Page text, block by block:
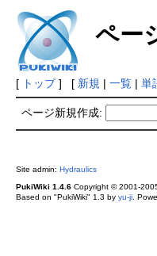
ペー
[ トップ] [ 新規 | 一覧| 単
ページ新規作成:
Site admin: Hydraulics
PukiWiki 1.4.6Copyright © 2001-
Based on "PukiWiki" 1.3 by yu-ji.